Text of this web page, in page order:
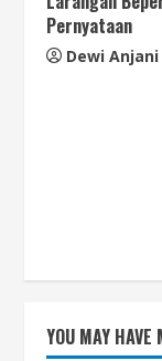
e
R
Pernyataan
Dewi Anjani
YOU MAY HAVE